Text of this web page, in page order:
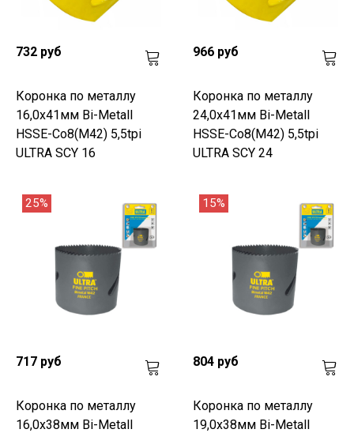
732 руб
Коронка по металлу
16,0x41мм Bi-Metall
HSSE-Co8(M42) 5,5tpi
ULTRA SCY 16
966 руб
Коронка по металлу
24,0x41мм Bi-Metall
HSSE-Co8(M42) 5,5tpi
ULTRA SCY 24
25%
717 руб
Коронка по металлу
16,0x38мм Bi-Metall
15%
804 руб
Коронка по металлу
19,0x38мм Bi-Metall